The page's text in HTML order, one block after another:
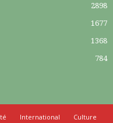
2898
1677
1368
784
International Culture